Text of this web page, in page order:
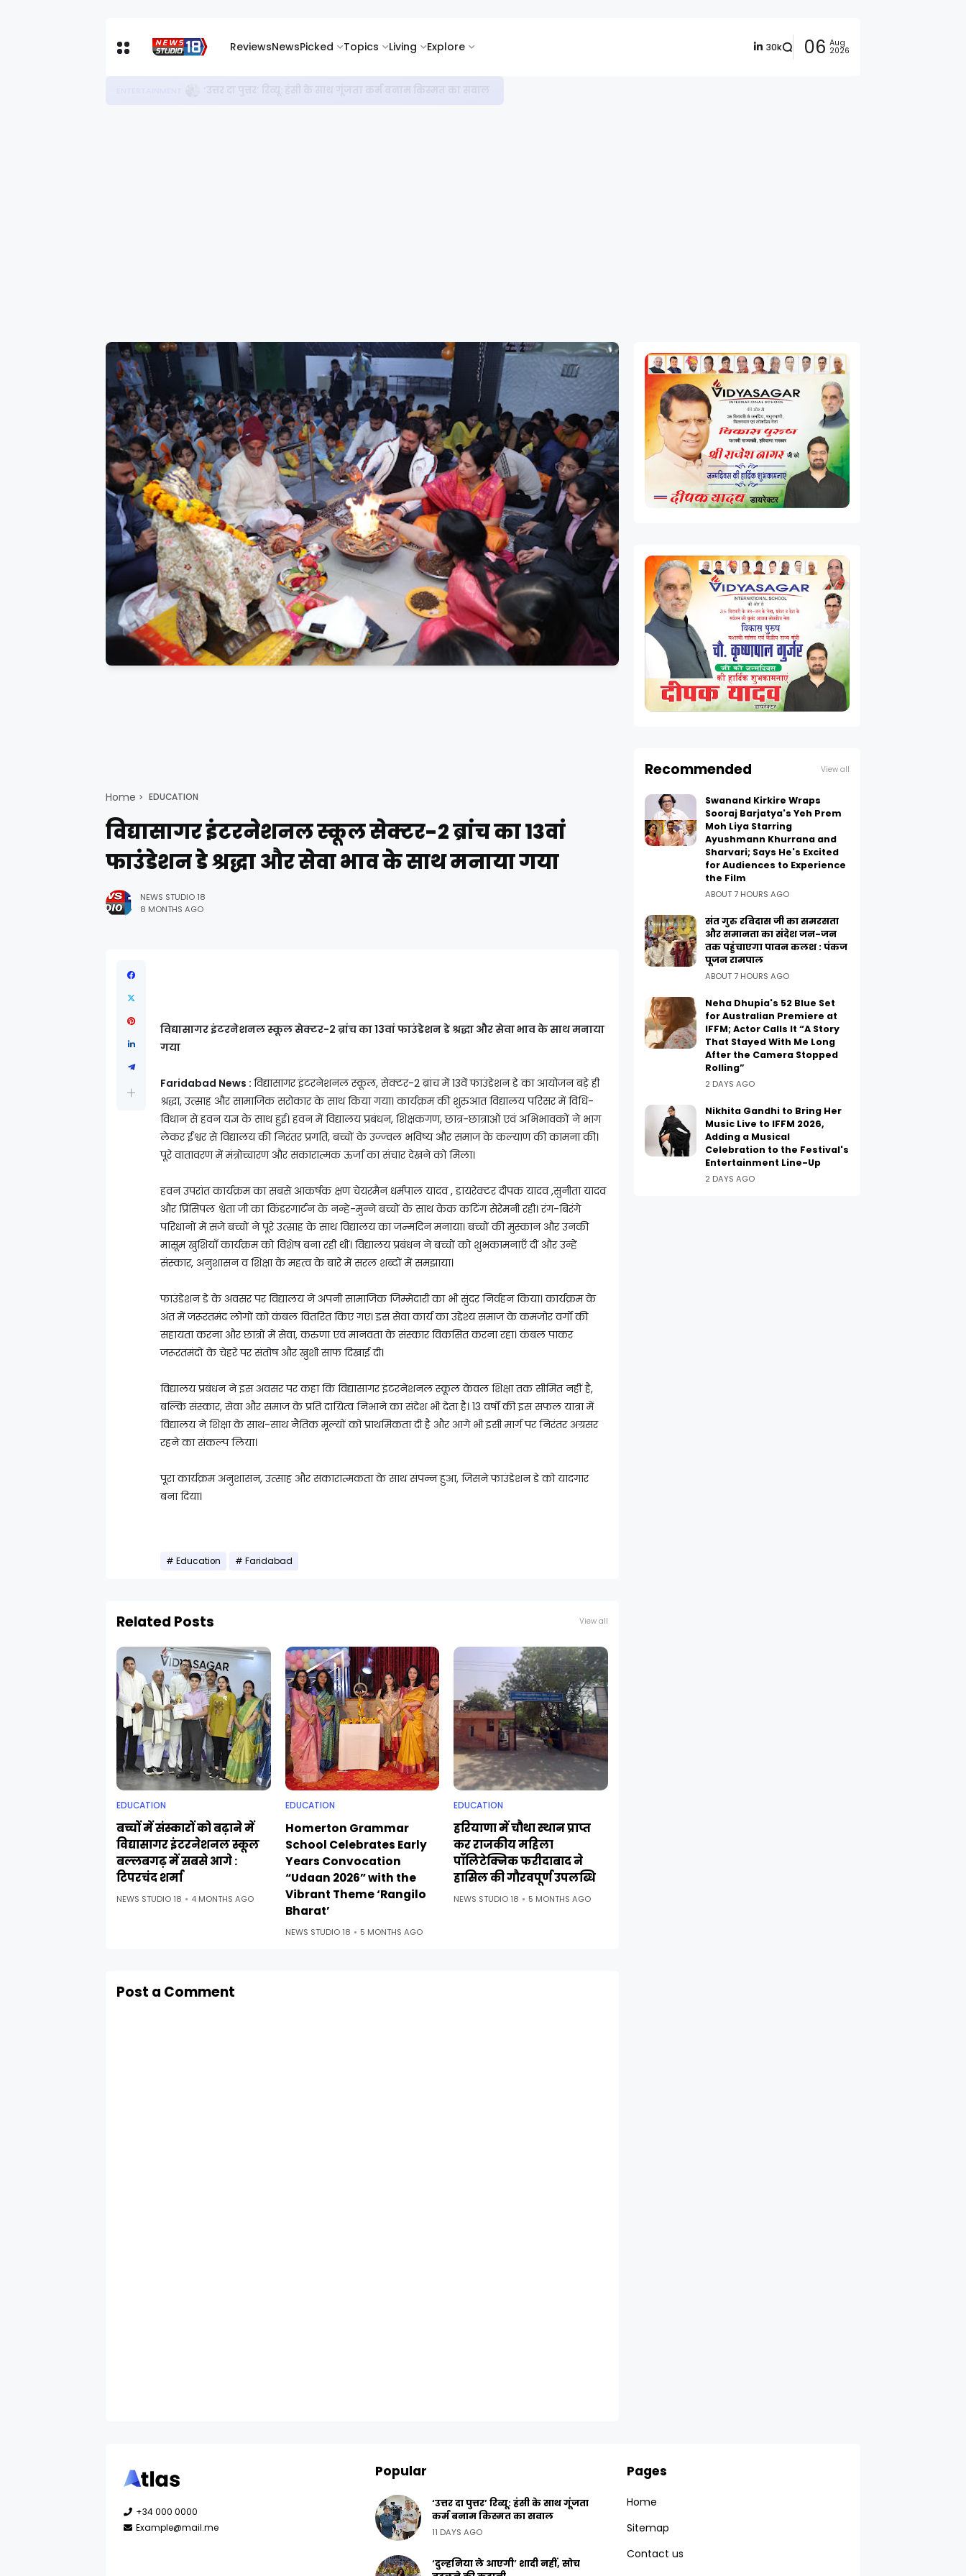
ReviewsNewsPicked Topics Living Explore 30k 06 Aug
2026
Home EDUCATION
विद्यासागर इंटरनेशनल स्कूल सेक्टर-2 ब्रांच का 13वां
फाउंडेशन डे श्रद्धा और सेवा भाव के साथ मनाया गया
NEWS STUDIO 18
8 MONTHS AGO
विद्यासागर इंटरनेशनल स्कूल सेक्टर-2 ब्रांच का 13वां फाउंडेशन डे श्रद्धा और सेवा भाव के साथ मनाया
गया
Faridabad News : विद्यासागर इंटरनेशनल स्कूल, सेक्टर-2 ब्रांच में 13वें फाउंडेशन डे का आयोजन बड़े ही
श्रद्धा, उत्साह और सामाजिक सरोकार के साथ किया गया। कार्यक्रम की शुरुआत विद्यालय परिसर में विधि-
विधान से हवन यज्ञ के साथ हुई। हवन में विद्यालय प्रबंधन, शिक्षकगण, छात्र-छात्राओं एवं अभिभावकों ने भाग
लेकर ईश्वर से विद्यालय की निरंतर प्रगति, बच्चों के उज्ज्वल भविष्य और समाज के कल्याण की कामना की।
पूरे वातावरण में मंत्रोच्चारण और सकारात्मक ऊर्जा का संचार देखने को मिला।
हवन उपरांत कार्यक्रम का सबसे आकर्षक क्षण चेयरमैन धर्मपाल यादव , डायरेक्टर दीपक यादव ,सुनीता यादव
और प्रिंसिपल श्वेता जी का किंडरगार्टन के नन्हे-मुन्ने बच्चों के साथ केक कटिंग सेरेमनी रही। रंग-बिरंगे
परिधानों में सजे बच्चों ने पूरे उत्साह के साथ विद्यालय का जन्मदिन मनाया। बच्चों की मुस्कान और उनकी
मासूम खुशियाँ कार्यक्रम को विशेष बना रही थीं। विद्यालय प्रबंधन ने बच्चों को शुभकामनाएँ दीं और उन्हें
संस्कार, अनुशासन व शिक्षा के महत्व के बारे में सरल शब्दों में समझाया।
फाउंडेशन डे के अवसर पर विद्यालय ने अपनी सामाजिक जिम्मेदारी का भी सुंदर निर्वहन किया। कार्यक्रम के
अंत में जरूरतमंद लोगों को कंबल वितरित किए गए। इस सेवा कार्य का उद्देश्य समाज के कमजोर वर्गों की
सहायता करना और छात्रों में सेवा, करुणा एवं मानवता के संस्कार विकसित करना रहा। कंबल पाकर
जरूरतमंदों के चेहरे पर संतोष और खुशी साफ दिखाई दी।
विद्यालय प्रबंधन ने इस अवसर पर कहा कि विद्यासागर इंटरनेशनल स्कूल केवल शिक्षा तक सीमित नहीं है,
बल्कि संस्कार, सेवा और समाज के प्रति दायित्व निभाने का संदेश भी देता है। 13 वर्षों की इस सफल यात्रा में
विद्यालय ने शिक्षा के साथ-साथ नैतिक मूल्यों को प्राथमिकता दी है और आगे भी इसी मार्ग पर निरंतर अग्रसर
रहने का संकल्प लिया।
पूरा कार्यक्रम अनुशासन, उत्साह और सकारात्मकता के साथ संपन्न हुआ, जिसने फाउंडेशन डे को यादगार
बना दिया।
Education Faridabad
Related Posts View all
EDUCATION
बच्चों में संस्कारों को बढ़ाने में
विद्यासागर इंटरनेशनल स्कूल
बल्लबगढ़ में सबसे आगे :
टिपरचंद शर्मा
NEWS STUDIO 18 4 MONTHS AGO
EDUCATION
Homerton Grammar
School Celebrates Early
Years Convocation
“Udaan 2026” with the
Vibrant Theme ‘Rangilo
Bharat’
NEWS STUDIO 18 5 MONTHS AGO
EDUCATION
हरियाणा में चौथा स्थान प्राप्त
कर राजकीय महिला
पॉलिटेक्निक फरीदाबाद ने
हासिल की गौरवपूर्ण उपलब्धि
NEWS STUDIO 18 5 MONTHS AGO
Post a Comment
Recommended View all
Swanand Kirkire Wraps
Sooraj Barjatya's Yeh Prem
Moh Liya Starring
Ayushmann Khurrana and
Sharvari; Says He's Excited
for Audiences to Experience
the Film
ABOUT 7 HOURS AGO
संत गुरु रविदास जी का समरसता
और समानता का संदेश जन-जन
तक पहुंचाएगा पावन कलश : पंकज
पूजन रामपाल
ABOUT 7 HOURS AGO
Neha Dhupia's 52 Blue Set
for Australian Premiere at
IFFM; Actor Calls It “A Story
That Stayed With Me Long
After the Camera Stopped
Rolling”
2 DAYS AGO
Nikhita Gandhi to Bring Her
Music Live to IFFM 2026,
Adding a Musical
Celebration to the Festival's
Entertainment Line-Up
2 DAYS AGO
+34 000 0000
Example@mail.me
Popular
‘उत्तर दा पुत्तर’ रिव्यू: हंसी के साथ गूंजता
कर्म बनाम किस्मत का सवाल
11 DAYS AGO
‘दुल्हनिया ले आएगी’ शादी नहीं, सोच
Pages
Home
Sitemap
Contact us